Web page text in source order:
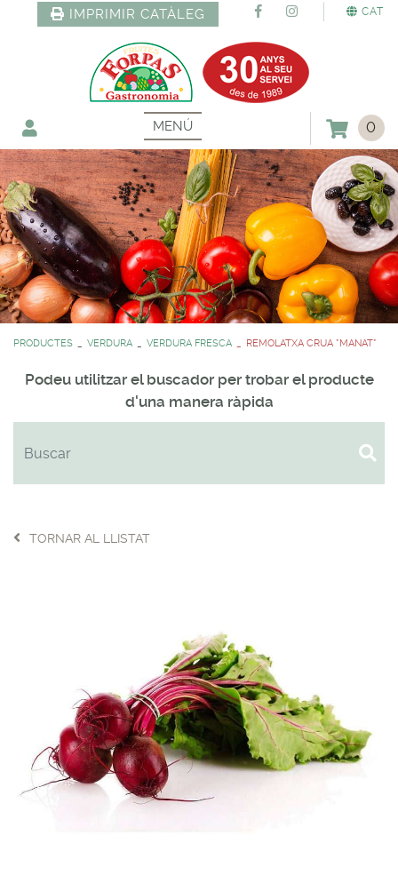
CAT
IMPRIMIR CATÀLEG
MENÚ 0
PRODUCTES VERDURA VERDURA FRESCA REMOLATXA CRUA *MANAT*
Podeu utilitzar el buscador per trobar el producte
d'una manera ràpida
TORNAR AL LLISTAT